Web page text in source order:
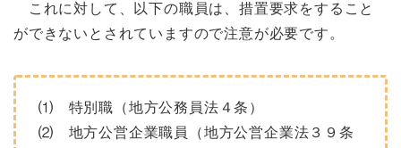
これに対して、以下の職員は、措置要求をすること
ができないとされていますので注意が必要です。
⑴ 特別職（地方公務員法４条）
⑵ 地方公営企業職員（地方公営企業法３９条